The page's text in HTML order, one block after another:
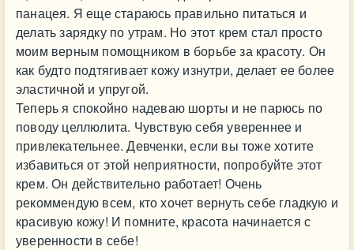
панацея. Я еще стараюсь правильно питаться и
делать зарядку по утрам. Но этот крем стал просто
моим верным помощником в борьбе за красоту. Он
как будто подтягивает кожу изнутри, делает ее более
эластичной и упругой.
Теперь я спокойно надеваю шорты и не парюсь по
поводу целлюлита. Чувствую себя увереннее и
привлекательнее. Девченки, если вы тоже хотите
избавиться от этой неприятности, попробуйте этот
крем. Он действительно работает! Очень
рекоммендую всем, кто хочет вернуть себе гладкую и
красивую кожу! И помните, красота начинается с
уверенности в себе!